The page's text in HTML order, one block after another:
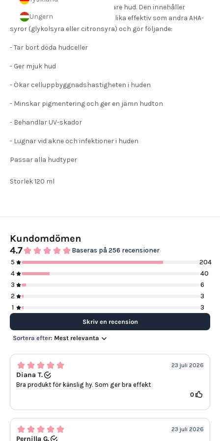
Ungern
tycker den har fått en finare
lyster och jag tycker också att
min foundation sitter snyggare.
Kanske är det flera olika grejer
ändå se en skillnad. Produkten
och det kommer ta ett bra tag
att göra slut på hela. Det enda
nackdelen med produkten är
flaskan som är lite svår att få ur
produkt ur. Men annars är det
produkt 👌🏻
övergripande friskare och vackrare hud. Den innehåller
mandelsyra som är mildare men lika effektiv som andra AHA-
syror (glykolsyra eller citronsyra) och gör följande:
- Tar bort döda hudceller
- Ger mjuk hud
- Ökar celluppbyggnadshastigheten i huden
- Minskar pigmentering och ger en jämn hudton
- Behandlar UV-skador
- Lugnar vid akne och infektioner i huden
Passar alla hudtyper
Storlek 120 ml
Kundomdömen
4.7
Baseras på 256 recensioner
5
204
4
40
3
6
2
3
1
3
Skriv en recension
Sortera efter: Mest relevanta
23 juli 2026
Diana T.
Bra produkt för känslig hy. Som ger bra effekt
0
23 juli 2026
Pernilla G.